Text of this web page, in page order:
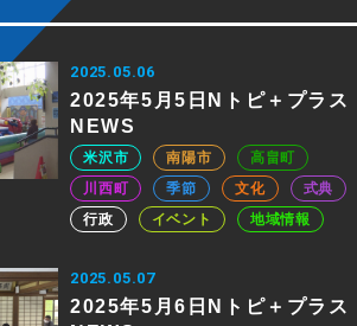
2025.05.06
2025年5月5日Nトピ＋プラス
NEWS
米沢市 南陽市
高畠町
川西町
季節 文化
式典
行政
イベント 地域情報
2025.05.07
2025年5月6日Nトピ＋プラス